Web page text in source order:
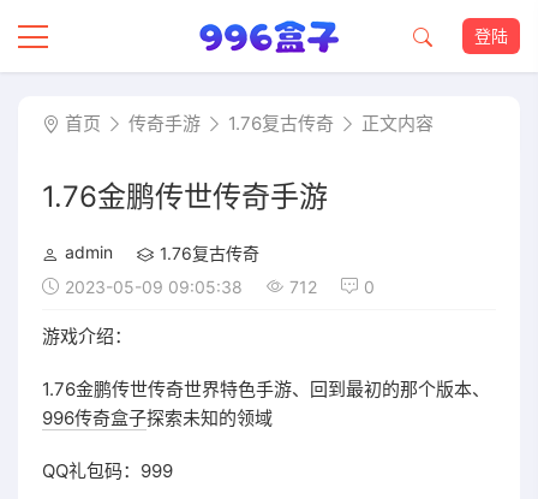
登陆
首页 传奇手游 1.76复古传奇 正文内容
1.76金鹏传世传奇手游
admin
1.76复古传奇
2023-05-09 09:05:38
712 0
游戏介绍：
1.76金鹏传世传奇世界特色手游、回到最初的那个版本、
996传奇盒子探索未知的领域
QQ礼包码：999